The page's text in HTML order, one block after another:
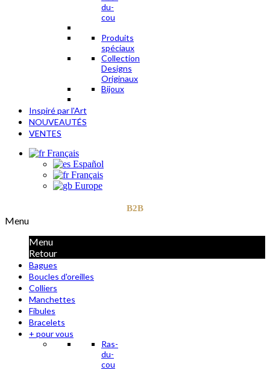
du-
cou
Produits
spéciaux
Collection
Designs
Originaux
Bijoux
Inspiré par l'Art
NOUVEAUTÉS
VENTES
Français
Español
Français
Europe
B2B
Menu
Menu
Retour
Bagues
Boucles d'oreilles
Colliers
Manchettes
Fibules
Bracelets
+ pour vous
Ras-
du-
cou